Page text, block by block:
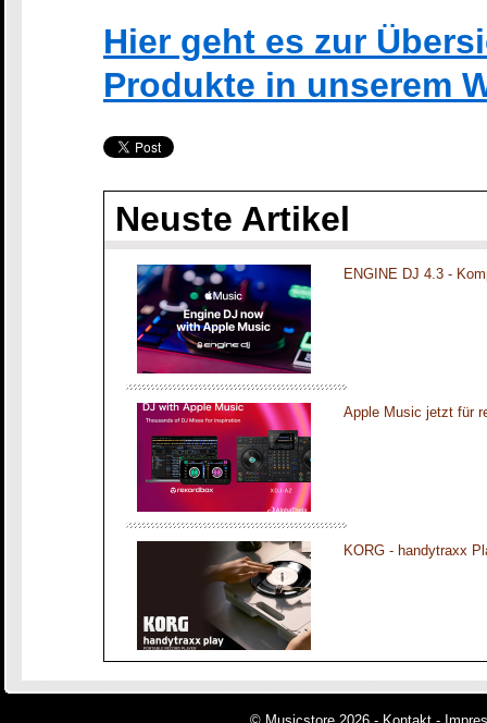
Hier geht es zur
Produkte in unserem
Neuste Artikel
ENGINE DJ 4.3 -
Apple Music jetzt für
KORG - handytraxx